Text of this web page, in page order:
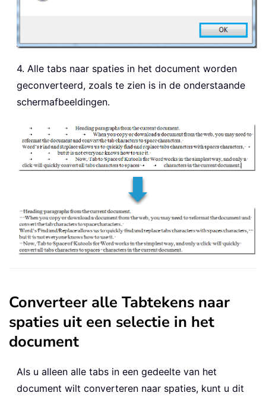
4. Alle tabs naar spaties in het document worden
geconverteerd, zoals te zien is in de onderstaande
schermafbeeldingen.
Converteer alle Tabtekens naar
spaties uit een selectie in het
document
Als u alleen alle tabs in een gedeelte van het
document wilt converteren naar spaties, kunt u dit